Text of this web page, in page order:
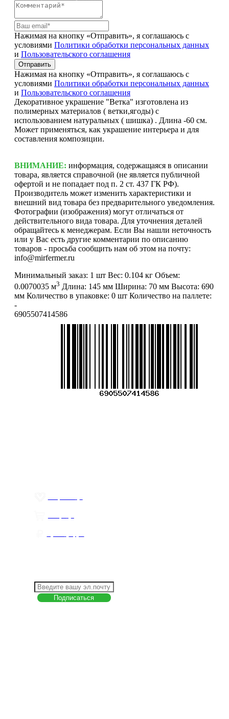
Нажимая на кнопку «Отправить», я соглашаюсь с
условиями Политики обработки персональных данных
и Пользовательского соглашения
Отправить
Нажимая на кнопку «Отправить», я соглашаюсь с
условиями Политики обработки персональных данных
и Пользовательского соглашения
Декоративное украшение "Ветка" изготовлена из
полимерных материалов ( ветки,ягоды) с
использованием натуральных ( шишка) . Длина -60 см.
Может применяться, как украшение интерьера и для
составления композиции.
ВНИМАНИЕ: информация, содержащаяся в описании
товара, является справочной (не является публичной
офертой и не попадает под п. 2 ст. 437 ГК РФ).
Производитель может изменить характеристики и
внешний вид товара без предварительного уведомления.
Фотографии (изображения) могут отличаться от
действительного вида товара. Для уточнения деталей
обращайтесь к менеджерам. Если Вы нашли неточность
или у Вас есть другие комментарии по описанию
товаров - просьба сообщить нам об этом на почту:
info@mirfermer.ru
Минимальный заказ: 1 шт Вес: 0.104 кг Объем:
0.0070035 м3 Длина: 145 мм Ширина: 70 мм Высота: 690
мм Количество в упаковке: 0 шт Количество на паллете:
-
6905507414586